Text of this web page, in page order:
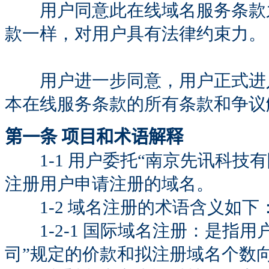
用户同意此在线域名服务条款
款一样，对用户具有法律约束力。
用户进一步同意，用户正式进
本在线服务条款的所有条款和争
第一条 项目和术语解释
1-1 用户委托“南京先讯科技有
注册用户申请注册的域名。
1-2 域名注册的术语含义如下
1-2-1 国际域名注册：是指用
司”规定的价款和拟注册域名个数